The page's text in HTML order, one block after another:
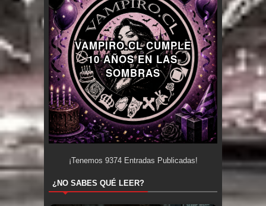
VAMPIRO.CL CUMPLE
10 AÑOS EN LAS
SOMBRAS
¡Tenemos 9374Entradas Publicadas!
¿NO SABES QUÉ LEER?